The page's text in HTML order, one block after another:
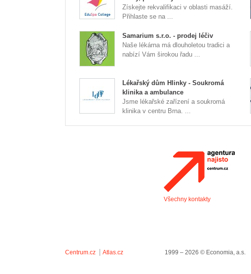
Získejte rekvalifikaci v oblasti masáží.
Přihlaste se na ...
Samarium s.r.o. - prodej léčiv
Naše lékárna má dlouholetou tradici a
nabízí Vám širokou řadu ...
Lékařský dům Hlinky - Soukromá
klinika a ambulance
Jsme lékařské zařízení a soukromá
klinika v centru Brna. ...
Všechny kontakty
Centrum.cz Atlas.cz 1999 – 2026 © Economia, a.s.